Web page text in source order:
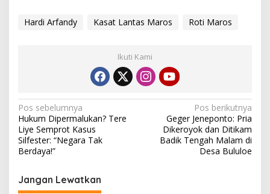
Hardi Arfandy Kasat Lantas Maros Roti Maros
Ikuti Kami
N
a
v
i
g
Pos sebelumnya
Hukum Dipermalukan? Tere
Liye Semprot Kasus
Silfester: “Negara Tak
Berdaya!”
Pos berikutnya
Geger Jeneponto: Pria
Dikeroyok dan Ditikam
Badik Tengah Malam di
Desa Bululoe
Jangan Lewatkan